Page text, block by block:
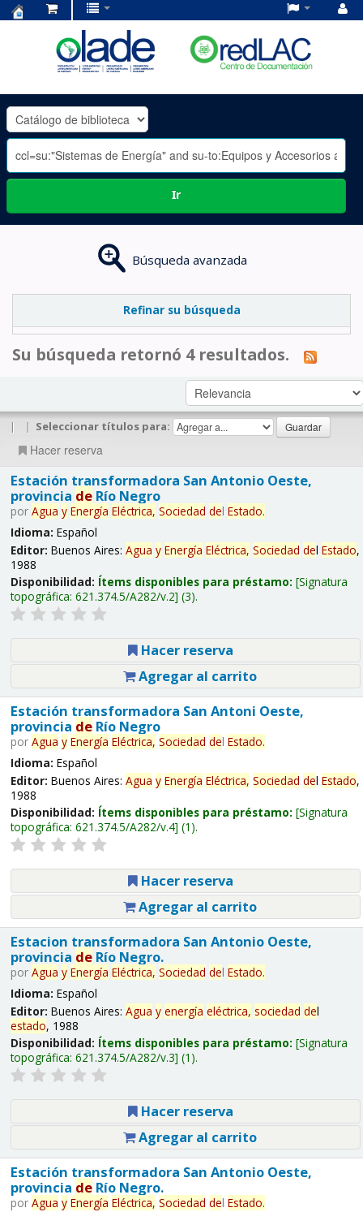
OLADE
-
Ir
Búsqueda avanzada
Refinar su búsqueda
Su búsqueda retornó 4 resultados.
| | Seleccionar títulos para:
Hacer reserva
Estación transformadora San Antonio Oeste,
provincia deRío Negro
por Agua y Energía Eléctrica, Sociedad del Estado.
Idioma: Español
Editor: Buenos Aires: Agua y Energía Eléctrica, Sociedad del Estado,
1988
Disponibilidad: Ítems disponibles para préstamo: Signatura
topográfica: 621.374.5/A282/v.2 (3).
Hacer reserva
Agregar al carrito
Estación transformadora San Antoni Oeste,
provincia deRío Negro
por Agua y Energía Eléctrica, Sociedad del Estado.
Idioma: Español
Editor: Buenos Aires: Agua y Energía Eléctrica, Sociedad del Estado,
1988
Disponibilidad: Ítems disponibles para préstamo: Signatura
topográfica: 621.374.5/A282/v.4 (1).
Hacer reserva
Agregar al carrito
Estacion transformadora San Antonio Oeste,
provincia deRío Negro.
por Agua y Energía Eléctrica, Sociedad del Estado.
Idioma: Español
Editor: Buenos Aires: Agua y energía eléctrica, sociedad del
estado, 1988
Disponibilidad: Ítems disponibles para préstamo: Signatura
topográfica: 621.374.5/A282/v.3 (1).
Hacer reserva
Agregar al carrito
Estación transformadora San Antonio Oeste,
provincia deRío Negro.
por Agua y Energía Eléctrica, Sociedad del Estado.